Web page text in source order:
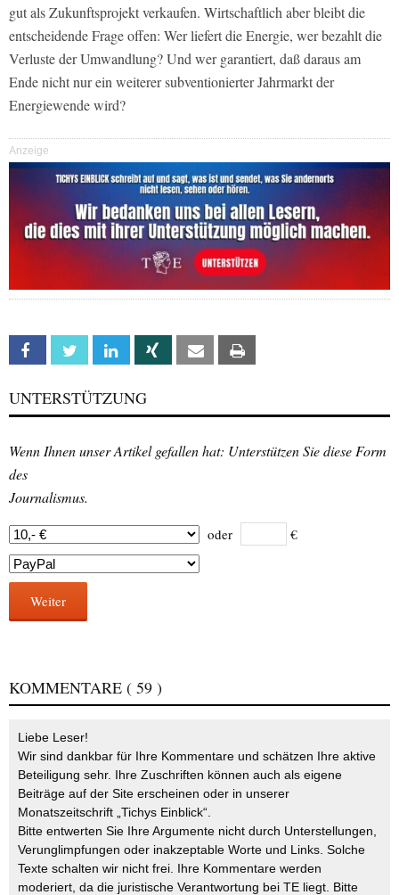
gut als Zukunftsprojekt verkaufen. Wirtschaftlich aber bleibt die
entscheidende Frage offen: Wer liefert die Energie, wer bezahlt die
Verluste der Umwandlung? Und wer garantiert, daß daraus am
Ende nicht nur ein weiterer subventionierter Jahrmarkt der
Energiewende wird?
Anzeige
Facebook Twitter Linkedin Xing Email
UNTERSTÜTZUNG
Wenn Ihnen unser Artikel gefallen hat: Unterstützen Sie diese Form
des
Journalismus.
oder €
Weiter
KOMMENTARE ( 59 )
Liebe Leser!
Wir sind dankbar für Ihre Kommentare und schätzen Ihre aktive
Beteiligung sehr. Ihre Zuschriften können auch als eigene
Beiträge auf der Site erscheinen oder in unserer
Monatszeitschrift „Tichys Einblick“.
Bitte entwerten Sie Ihre Argumente nicht durch Unterstellungen,
Verunglimpfungen oder inakzeptable Worte und Links. Solche
Texte schalten wir nicht frei. Ihre Kommentare werden
moderiert, da die juristische Verantwortung bei TE liegt. Bitte